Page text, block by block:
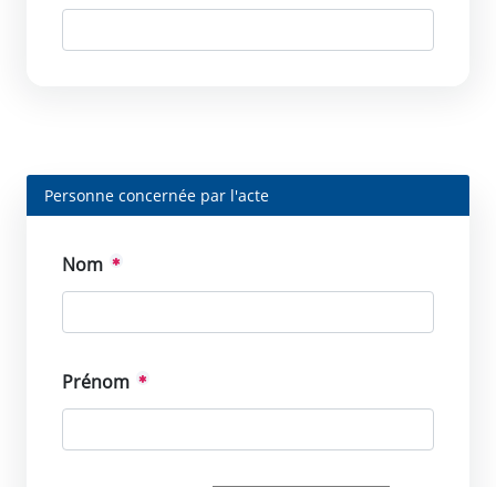
Personne concernée par l'acte
Nom
Prénom